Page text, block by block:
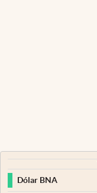
Dólar BNA